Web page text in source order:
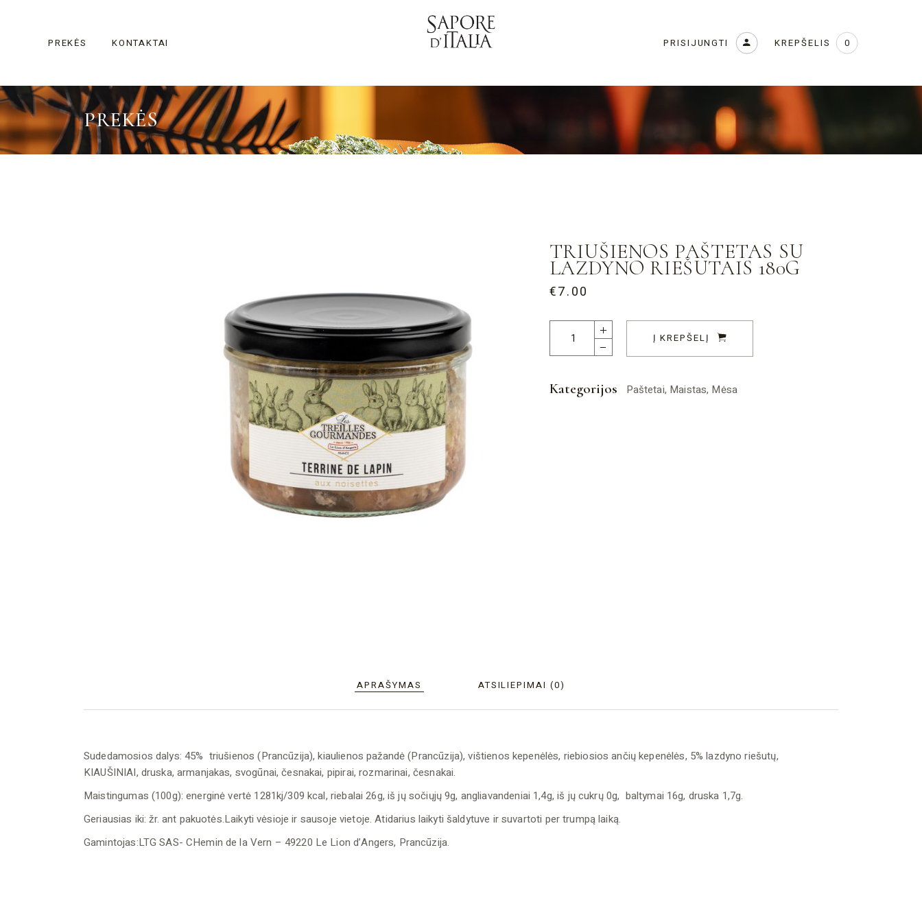
PREKĖS KONTAKTAI PRISIJUNGTI KREPŠELIS 0
PREKĖS
TRIUŠIENOS PAŠTETAS SU
LAZDYNO RIEŠUTAIS 180G
€7.00
Triušienos paštetas su lazdyno riešutais 180g quantity
Į KREPŠELĮ
Kategorijos Paštetai, Maistas, Mėsa
APRAŠYMAS ATSILIEPIMAI (0)
Sudedamosios dalys: 45% triušienos (Prancūzija), kiaulienos pažandė (Prancūzija), vištienos kepenėlės, riebiosios ančių kepenėlės, 5% lazdyno riešutų,
KIAUŠINIAI, druska, armanjakas, svogūnai, česnakai, pipirai, rozmarinai, česnakai.
​​​Maistingumas (100g): energinė vertė 1281kj/309 kcal, riebalai 26g, iš jų sočiųjų 9g, angliavandeniai 1,4g, iš jų cukrų 0g, baltymai 16g, druska 1,7g.
Geriausias iki: žr. ant pakuotės.Laikyti vėsioje ir sausoje vietoje. Atidarius laikyti šaldytuve ir suvartoti per trumpą laiką.
Gamintojas:LTG SAS- CHemin de la Vern – 49220 Le Lion d’Angers, Prancūzija.